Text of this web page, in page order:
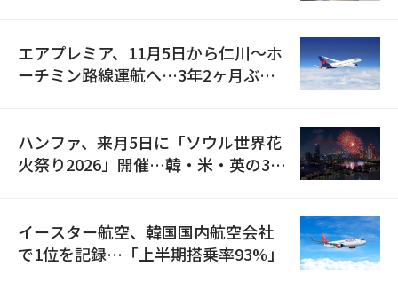
エアプレミア、11月5日から仁川〜ホ
ーチミン路線運航へ…3年2ヶ月ぶり
ハンファ、来月5日に「ソウル世界花
火祭り2026」開催…韓・米・英の3カ
イースター航空、韓国国内航空会社
で1位を記録…「上半期搭乗率93%」